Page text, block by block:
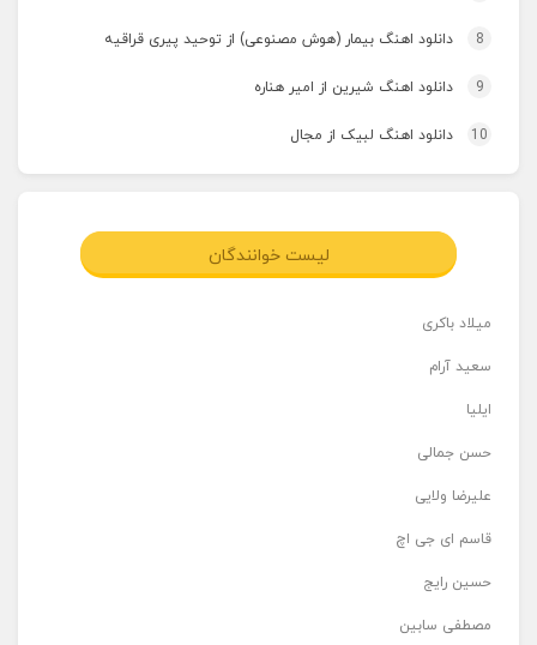
8 دانلود اهنگ بیمار (هوش مصنوعی) از توحید پیری قراقیه
9 دانلود اهنگ شیرین از امیر هناره
10 دانلود اهنگ لبیک از مجال
لیست خوانندگان
میلاد باکری
سعید آرام
ایلیا
حسن جمالی
علیرضا ولایی
قاسم ای جی اچ
حسین رایج
مصطفی سابین